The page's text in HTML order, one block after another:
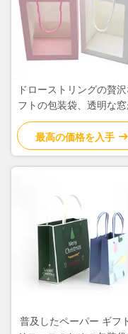
ドローストリングの贅
フトの包装袋、透明な窓
いているボール紙の
最高の価格を入手
普及したペーパー ギフ